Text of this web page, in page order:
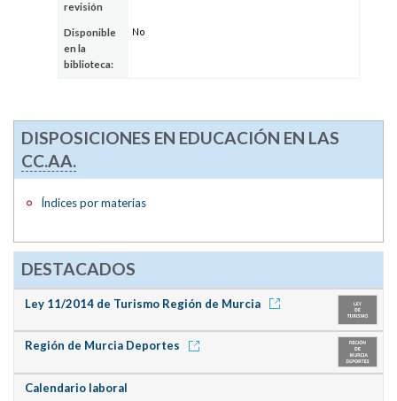
revisión
Disponible
en la
biblioteca:
No
DISPOSICIONES EN EDUCACIÓN EN LAS
CC.AA.
Índices por materias
DESTACADOS
Ley 11/2014 de Turismo Región de Murcia
Región de Murcia Deportes
Calendario laboral